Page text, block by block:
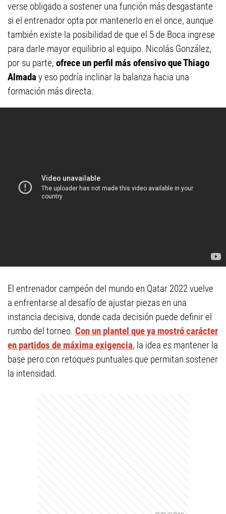
verse obligado a sostener una función más desgastante
si el entrenador opta por mantenerlo en el once, aunque
también existe la posibilidad de que el 5 de Boca ingrese
para darle mayor equilibrio al equipo. Nicolás González,
por su parte, ofrece un perfil más ofensivo que Thiago
Almaday eso podría inclinar la balanza hacia una
formación más directa.
El entrenador campeón del mundo en Qatar 2022 vuelve
a enfrentarse al desafío de ajustar piezas en una
instancia decisiva, donde cada decisión puede definir el
rumbo del torneo. Con un plantel que ya mostró carácter
en partidos de máxima exigencia, la idea es mantener la
base pero con retoques puntuales que permitan sostener
la intensidad.